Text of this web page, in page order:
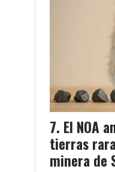
El NOA
tierras
minera de